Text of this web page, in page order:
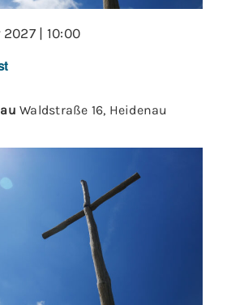
| 10:00
Waldstraße 16, Heidenau